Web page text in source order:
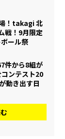
！takagi 北
戦！9月限定
ボール祭
件から8組が
ンテスト20
動き出す日